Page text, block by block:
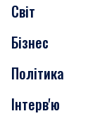
Нерухомість
Транспорт
Світ
Бізнес
Політика
Інтерв'ю